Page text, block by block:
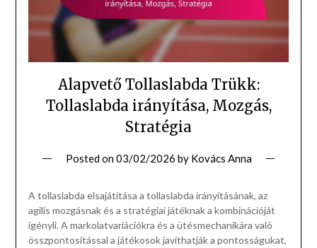
Alapvető Tollaslabda Trükk:
Tollaslabda irányítása, Mozgás,
Stratégia
Posted on03/02/2026 by Kovács Anna
A tollaslabda elsajátítása a tollaslabda irányításának, az
agilis mozgásnak és a stratégiai játéknak a kombinációját
igényli. A markolatvariációkra és a ütésmechanikára való
összpontosítással a játékosok javíthatják a pontosságukat,